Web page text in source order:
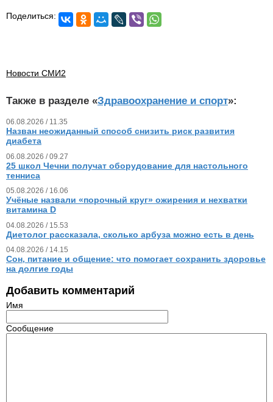
Поделиться:
Новости СМИ2
Также в разделе «Здравоохранение и спорт»:
06.08.2026 / 11.35
Назван неожиданный способ снизить риск развития
диабета
06.08.2026 / 09.27
25 школ Чечни получат оборудование для настольного
тенниса
05.08.2026 / 16.06
Учёные назвали «порочный круг» ожирения и нехватки
витамина D
04.08.2026 / 15.53
Диетолог рассказала, сколько арбуза можно есть в день
04.08.2026 / 14.15
Сон, питание и общение: что помогает сохранить здоровье
на долгие годы
Добавить комментарий
Имя
Сообщение